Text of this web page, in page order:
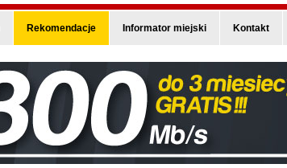
Rekomendacje Informator miejski Kontakt